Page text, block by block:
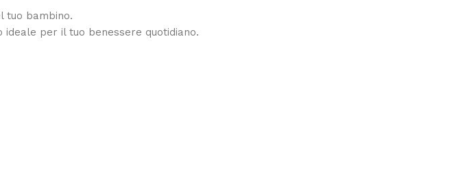
tuo bambino.
ideale per il tuo benessere quotidiano.